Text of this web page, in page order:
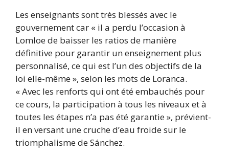
Les enseignants sont très blessés avec le
gouvernement car « il a perdu l’occasion à
Lomloe de baisser les ratios de manière
définitive pour garantir un enseignement plus
personnalisé, ce qui est l’un des objectifs de la
loi elle-même », selon les mots de Loranca.
« Avec les renforts qui ont été embauchés pour
ce cours, la participation à tous les niveaux et à
toutes les étapes n’a pas été garantie », prévient-
il en versant une cruche d’eau froide sur le
triomphalisme de Sánchez.